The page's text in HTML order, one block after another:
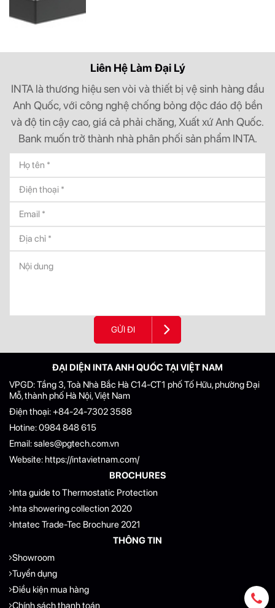
Liên Hệ Làm Đại Lý
INTA là thương hiệu sen vòi và thiết bị vệ sinh hàng đầu
Anh Quốc, với công nghệ chống bỏng độc đáo độ bền
và độ tin cậy cao, giá cả phải chăng, Xuất xứ Anh Quốc.
Bank muốn trở thành nhà phân phối sản phẩm INTA.
GỬI ĐI
ĐẠI DIỆN INTA ANH QUỐC TẠI VIỆT NAM
VPGD: Tầng 3, Toà Nhà Bắc Hà C14-CT1 phố Tố Hữu, phường Đại
Mỗ, thành phố Hà Nội, Việt Nam
Điện thoại:+84-24-7302 3588
Hotine:0984 848 615
Email:sales@pgtech.com.vn
Website:https://intavietnam.com/
BROCHURES
Inta guide to Thermostatic Protection
Inta showering collection 2020
Intatec Trade-Tec Brochure 2021
THÔNG TIN
Showroom
Tuyển dụng
Điều kiện mua hàng
Chính sách thanh toán